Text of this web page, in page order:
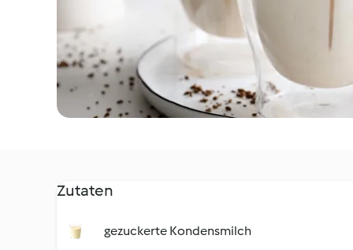
Zutaten
gezuckerte Kondensmilch